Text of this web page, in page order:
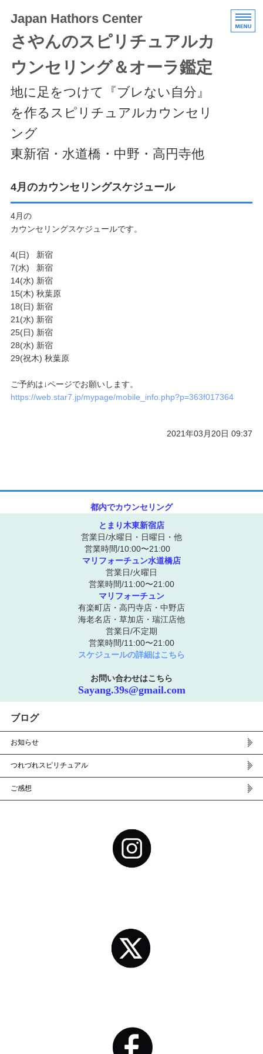
Japan Hathors Center
さやんのスピリチュアルカ
ウンセリング＆オーラ鑑定
地に足をつけて『ブレない自分』
を作るスピリチュアルカウンセリ
ング
東新宿・水道橋・中野・高円寺他
HOME
エキスパートクラス
スケジュール/アクセス
ご予約/お問い合わせ
4月のカウンセリングスケジュール
4月の
カウンセリングスケジュールです。
4(日) 新宿
7(水) 新宿
14(水) 新宿
15(木) 秋葉原
18(日) 新宿
21(水) 新宿
25(日) 新宿
28(水) 新宿
29(祝木) 秋葉原
ご予約は↓ページでお願いします。
https://web.star7.jp/mypage/mobile_info.php?p=363f017364
2021年03月20日 09:37
都内でカウンセリング
とまり木東新宿店
営業日/水曜日・日曜日・他
営業時間/10:00〜21:00
マリフォーチュン水道橋店
営業日/火曜日
営業時間/11:00〜21:00
マリフォーチュン
有楽町店・高円寺店・中野店
海老名店・草加店・瑞江店他
営業日/不定期
営業時間/11:00〜21:00
スケジュールの詳細はこちら
お問い合わせはこちら
Sayang.39s@gmail.com
ブログ
お知らせ
つれづれスピリチュアル
ご感想